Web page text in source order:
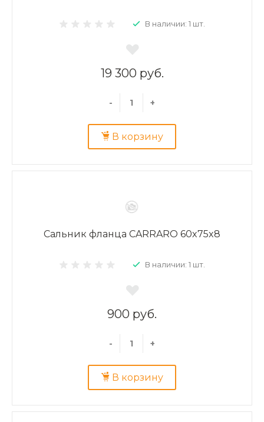
В наличии: 1 шт.
19 300 руб.
- +
В корзину
Сальник фланца CARRARO 60x75x8
В наличии: 1 шт.
900 руб.
- +
В корзину